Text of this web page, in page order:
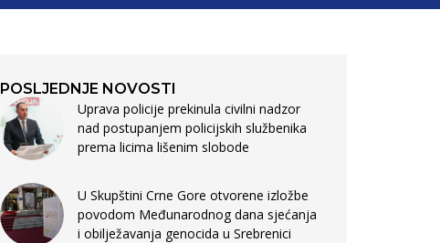
POSLJEDNJE NOVOSTI
Uprava policije prekinula civilni nadzor
nad postupanjem policijskih službenika
prema licima lišenim slobode
U Skupštini Crne Gore otvorene izložbe
povodom Međunarodnog dana sjećanja
i obilježavanja genocida u Srebrenici